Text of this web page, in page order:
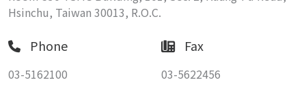
Hsinchu, Taiwan 30013, R.O.C.
Phone
03-5162100
Fax
03-5622456